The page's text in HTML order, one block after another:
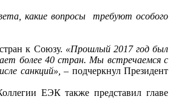
какие вопросы требуют особого
к Союзу. «Прошлый 2017 год был
более 40 стран. Мы встречаемся с
санкций»,– подчеркнул Президент
ЕЭК также представил главе